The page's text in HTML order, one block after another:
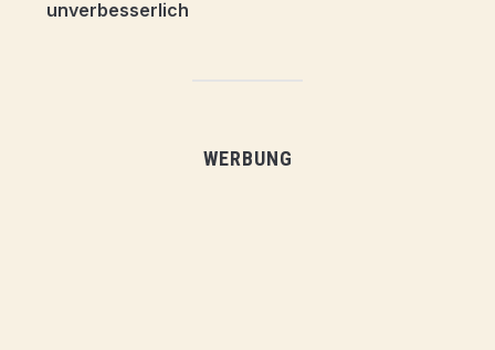
WERBUNG